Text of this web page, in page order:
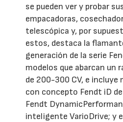
se pueden ver y probar
empacadoras,
telescópica y, por
estos, destaca la
generación de la serie
modelos que abarcan un
de 200-300 CV, e incluye
con concepto Fendt iD
Fendt
inteligente VarioDrive; y